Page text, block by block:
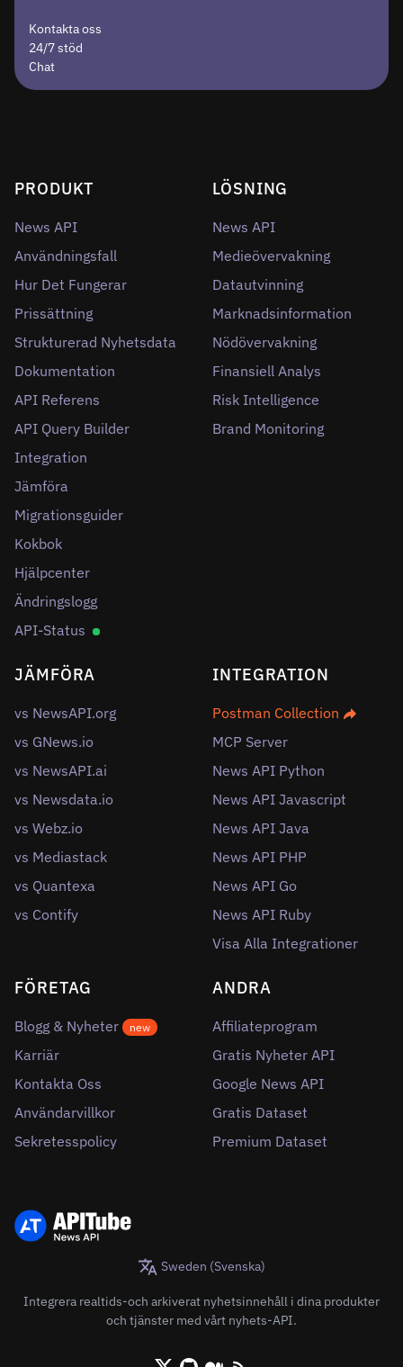
Kontakta oss
24/7 stöd
Chat
PRODUKT
News API
Användningsfall
Hur Det Fungerar
Prissättning
Strukturerad Nyhetsdata
Dokumentation
API Referens
API Query Builder
Integration
Jämföra
Migrationsguider
Kokbok
Hjälpcenter
Ändringslogg
API-Status
LÖSNING
News API
Medieövervakning
Datautvinning
Marknadsinformation
Nödövervakning
Finansiell Analys
Risk Intelligence
Brand Monitoring
JÄMFÖRA
vs NewsAPI.org
vs GNews.io
vs NewsAPI.ai
vs Newsdata.io
vs Webz.io
vs Mediastack
vs Quantexa
vs Contify
INTEGRATION
Postman Collection
MCP Server
News API Python
News API Javascript
News API Java
News API PHP
News API Go
News API Ruby
Visa Alla Integrationer
FÖRETAG
Blogg & Nyheter new
Karriär
Kontakta Oss
Användarvillkor
Sekretesspolicy
ANDRA
Affiliateprogram
Gratis Nyheter API
Google News API
Gratis Dataset
Premium Dataset
Sweden (Svenska)
Integrera realtids-och arkiverat nyhetsinnehåll i dina produkter
och tjänster med vårt nyhets-API.